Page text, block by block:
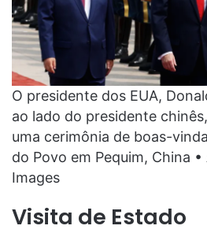
O presidente dos EUA,
ao lado do presidente
uma cerimônia de boas-
do Povo em Pequim, China
Images
Visita de Estado